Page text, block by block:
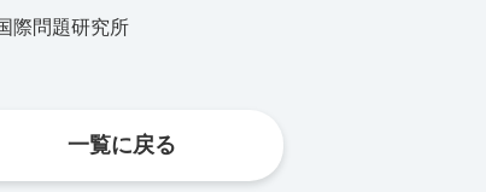
際問題研究所
一覧に戻る